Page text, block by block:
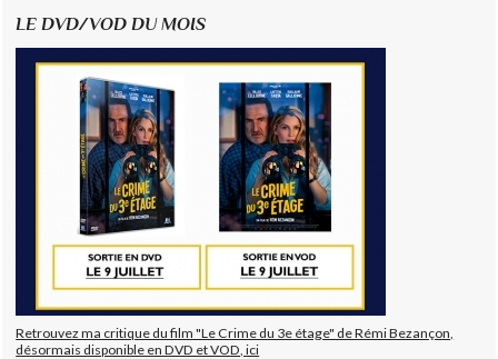
LE DVD/VOD DU MOIS
Retrouvez ma critique du film "Le Crime du 3e étage" de Rémi Bezançon,
désormais disponible en DVD et VOD, ici